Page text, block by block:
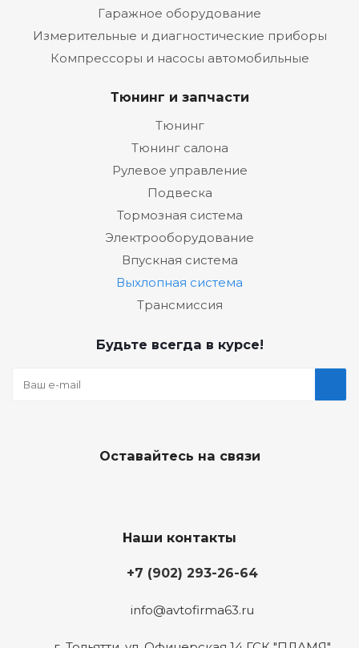
Гаражное оборудование
Измерительные и диагностические приборы
Компрессоры и насосы автомобильные
Тюнинг и запчасти
Тюнинг
Тюнинг салона
Рулевое управление
Подвеска
Тормозная система
Электрооборудование
Впускная система
Выхлопная система
Трансмиссия
Будьте всегда в курсе!
Оставайтесь на связи
Наши контакты
+7 (902) 293-26-64
info@avtofirma63.ru